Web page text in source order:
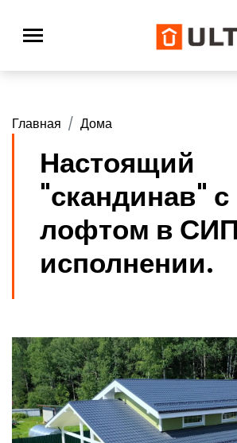
Главная Дома
Настоящий
"скандинав" с
лофтом в
исполнении.